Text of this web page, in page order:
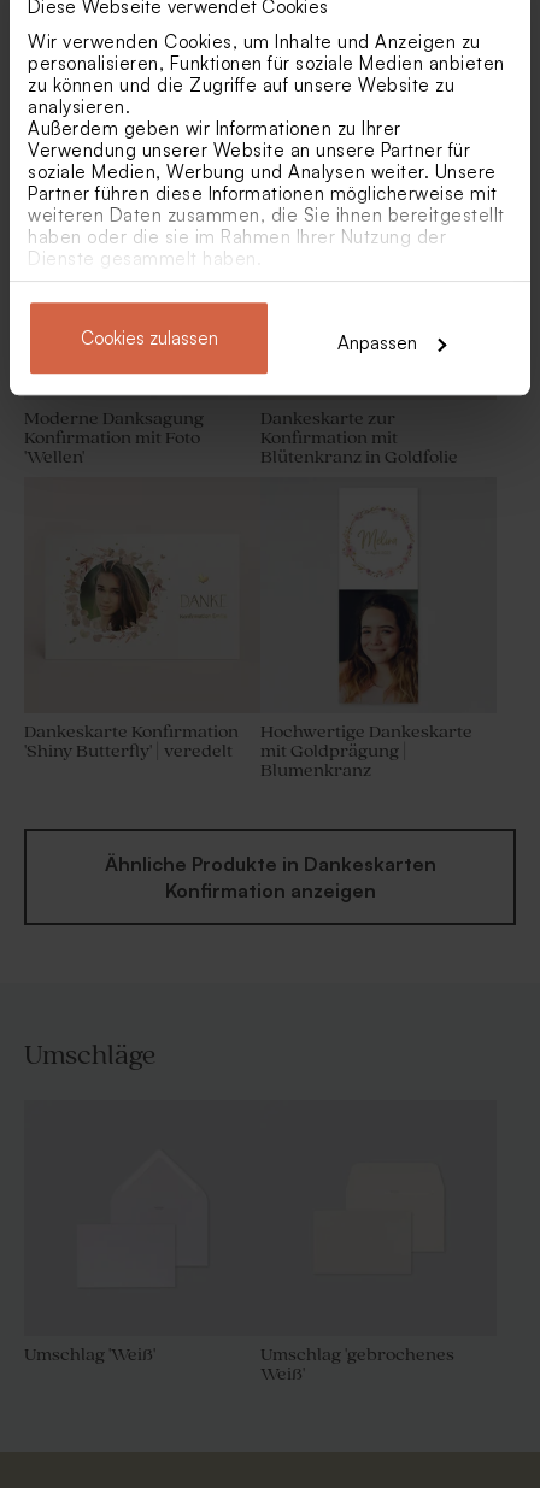
Diese Webseite verwendet Cookies
Wir verwenden Cookies, um Inhalte und Anzeigen zu
personalisieren, Funktionen für soziale Medien anbieten
zu können und die Zugriffe auf unsere Website zu
analysieren.
Außerdem geben wir Informationen zu Ihrer
Verwendung unserer Website an unsere Partner für
soziale Medien, Werbung und Analysen weiter. Unsere
Partner führen diese Informationen möglicherweise mit
weiteren Daten zusammen, die Sie ihnen bereitgestellt
haben oder die sie im Rahmen Ihrer Nutzung der
Dienste gesammelt haben.
Cookies zulassen Anpassen
Personalisierbarer Bleistift
mit rosa Samtschleife
Bleistift mit rosa Velours-
Schleife
Baumwollband 'Nude' | groß
Biologische Samenbomben
Rosa pro 25 Stück
Dankeskarte Konfirmation
mit Foto 'Mein Tag' |
minimalistisches Design
Konfirmation mit Goldfolie
'Blue Texture' | mit Foto
Moderne Danksagung
Konfirmation mit Foto
'Wellen'
Dankeskarte zur
Konfirmation mit
Blütenkranz in Goldfolie
Dankeskarte Konfirmation
'Shiny Butterfly' | veredelt
Hochwertige Dankeskarte
mit Goldprägung |
Blumenkranz
Ähnliche Produkte in Dankeskarten
Konfirmation anzeigen
Umschläge
Umschlag 'Weiß'
Umschlag 'gebrochenes
Weiß'